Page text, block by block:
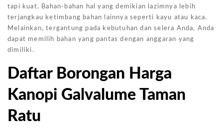
tapi kuat. Bahan-bahan hal yang demikian lazimnya lebih
terjangkau ketimbang bahan lainnya seperti kayu atau kaca.
Melainkan, tergantung pada kebutuhan dan selera Anda, Anda
dapat memilih bahan yang pantas dengan anggaran yang
dimiliki.
Daftar Borongan Harga
Kanopi Galvalume Taman
Ratu